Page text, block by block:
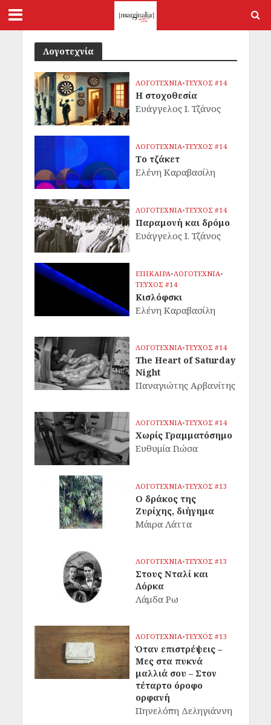
Λογοτεχνία
ΛΟΓΟΤΕΧΝΙΑ•ΤΕΥΧΟΣ #14
Η στοχοθεσία
Ευάγγελος Ι. Τζάνος
ΛΟΓΟΤΕΧΝΙΑ•ΤΕΥΧΟΣ #14
Το τζάκετ
Ελένη Καραβασίλη
ΛΟΓΟΤΕΧΝΙΑ•ΤΕΥΧΟΣ #14
Παραμονή και δρόμο
Ευάγγελος Ι. Τζάνος
ΕΠΙΚΑΙΡΑ•ΛΟΓΟΤΕΧΝΙΑ•
ΤΕΥΧΟΣ #14
Κισλόφσκι
Ελένη Καραβασίλη
ΛΟΓΟΤΕΧΝΙΑ•ΤΕΥΧΟΣ #14
The Heart of Saturday
Night
Παναγιώτης Αρβανίτης
ΛΟΓΟΤΕΧΝΙΑ•ΤΕΥΧΟΣ #14
Χωρίς Γραμματόσημο
Ευθυμία Γιώσα
ΛΟΓΟΤΕΧΝΙΑ•ΤΕΥΧΟΣ #13
Ο δράκος της
Ζυρίχης, διήγημα
Μάιρα Λάττα
ΛΟΓΟΤΕΧΝΙΑ•ΤΕΥΧΟΣ #13
Στους Νταλί και
Λόρκα
Λάμδα Ρω
ΛΟΓΟΤΕΧΝΙΑ•ΤΕΥΧΟΣ #13
Όταν επιστρέψεις –
Μες στα πυκνά
μαλλιά σου – Στον
τέταρτο όροφο
ορφανή
Πηνελόπη Δεληγιάννη